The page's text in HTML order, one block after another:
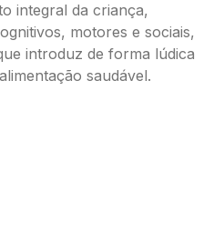
integral da criança,
motores e sociais,
introduz de forma lúdica
saudável.